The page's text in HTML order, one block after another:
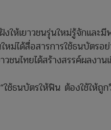
ให้เยาวชนรุ่นใหม่รู้จักและ
ใหม่ได้สื่อสารการใช้ธนบัตร
วชนไทยได้สร้างสรรค์ผลงา
“ใช้ธนบัตรให้ฟิน ต้องใช้ให้ถูก